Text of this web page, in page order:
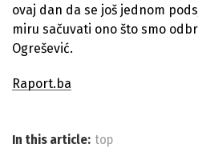
ovaj dan da se još jednom
miru sačuvati ono što smo
Ogrešević.
Raport.ba
In this article: top